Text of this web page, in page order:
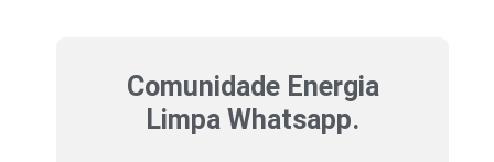
Comunidade Energia
Limpa Whatsapp.